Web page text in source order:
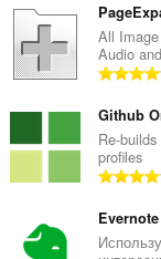
All
Audio
Github
Re-
profiles